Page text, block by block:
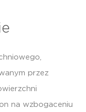
przez
na wzbogaceniu